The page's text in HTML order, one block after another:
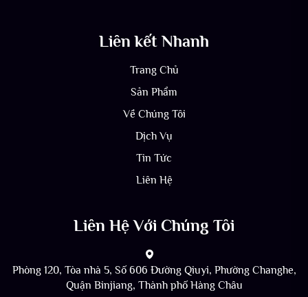
Liên kết Nhanh
Trang Chủ
Sản Phẩm
Về Chúng Tôi
Dịch Vụ
Tin Tức
Liên Hệ
Liên Hệ Với Chúng Tôi
Phòng 120, Tòa nhà 5, Số 606 Đường Qiuyi, Phường Changhe,
Quận Binjiang, Thành phố Hàng Châu